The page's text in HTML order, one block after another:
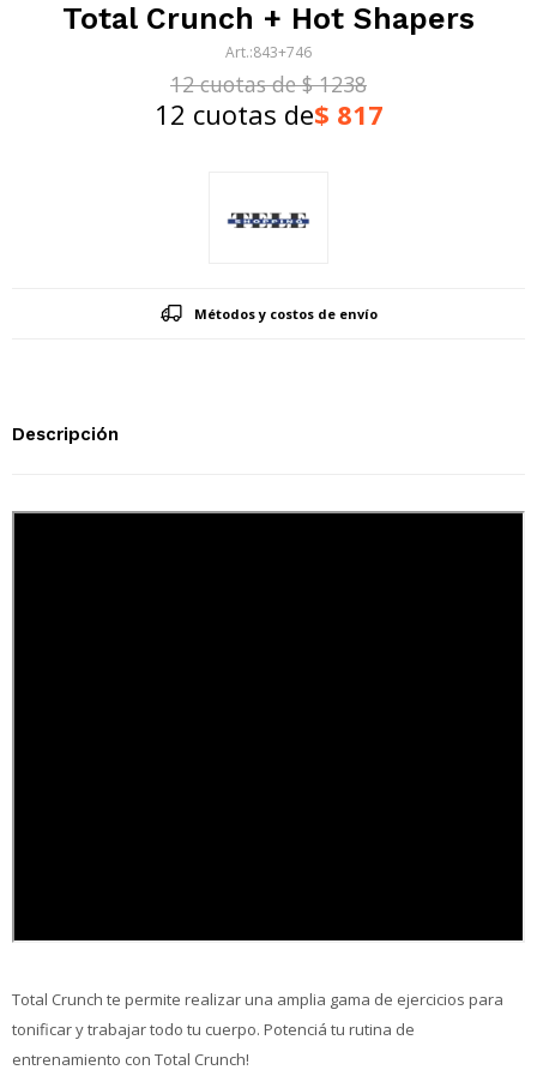
Total Crunch + Hot Shapers
843+746
12 cuotas de $ 1238
12 cuotas de$ 817
Métodos y costos de envío
Descripción
Total Crunch te permite realizar una amplia gama de ejercicios para
tonificar y trabajar todo tu cuerpo. Potenciá tu rutina de
entrenamiento con Total Crunch!